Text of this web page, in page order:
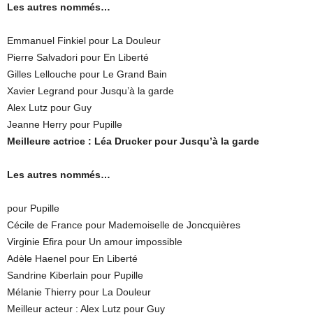
Les autres nommés…
Emmanuel Finkiel pour La Douleur
Pierre Salvadori pour En Liberté
Gilles Lellouche pour Le Grand Bain
Xavier Legrand pour Jusqu’à la garde
Alex Lutz pour Guy
Jeanne Herry pour Pupille
Meilleure actrice : Léa Drucker pour Jusqu’à la garde
Les autres nommés…
pour Pupille
Cécile de France pour Mademoiselle de Joncquières
Virginie Efira pour Un amour impossible
Adèle Haenel pour En Liberté
Sandrine Kiberlain pour Pupille
Mélanie Thierry pour La Douleur
Meilleur acteur : Alex Lutz pour Guy